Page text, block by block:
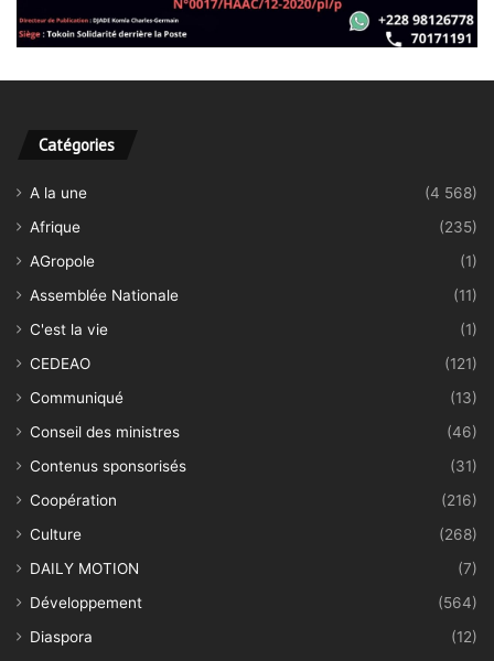
Catégories
A la une
(4 568)
Afrique
(235)
AGropole
(1)
Assemblée Nationale
(11)
C'est la vie
(1)
CEDEAO
(121)
Communiqué
(13)
Conseil des ministres
(46)
Contenus sponsorisés
(31)
Coopération
(216)
Culture
(268)
DAILY MOTION
(7)
Développement
(564)
Diaspora
(12)